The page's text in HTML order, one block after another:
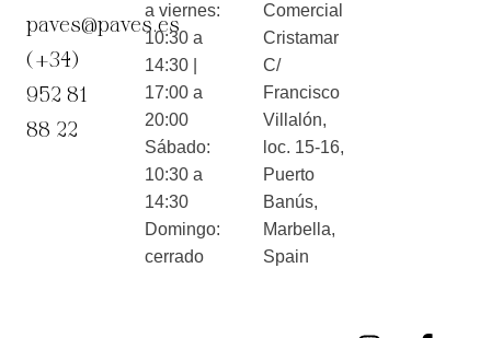
paves@paves.es
(+34)
952 81
88 22
a viernes:
10:30 a
14:30 |
17:00 a
20:00
Sábado:
10:30 a
14:30
Domingo:
cerrado
Comercial
Cristamar
C/
Francisco
Villalón,
loc. 15-16,
Puerto
Banús,
Marbella,
Spain